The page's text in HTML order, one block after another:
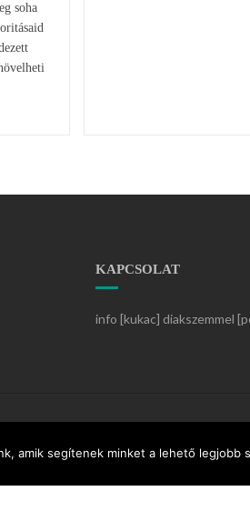
soha
KAPCSOLAT
info [kukac] diakszemmel
amik segítenek minket a lehető legjobb